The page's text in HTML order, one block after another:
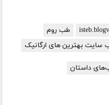
طب روم
سایت بهترین های ارگانیک
داستان